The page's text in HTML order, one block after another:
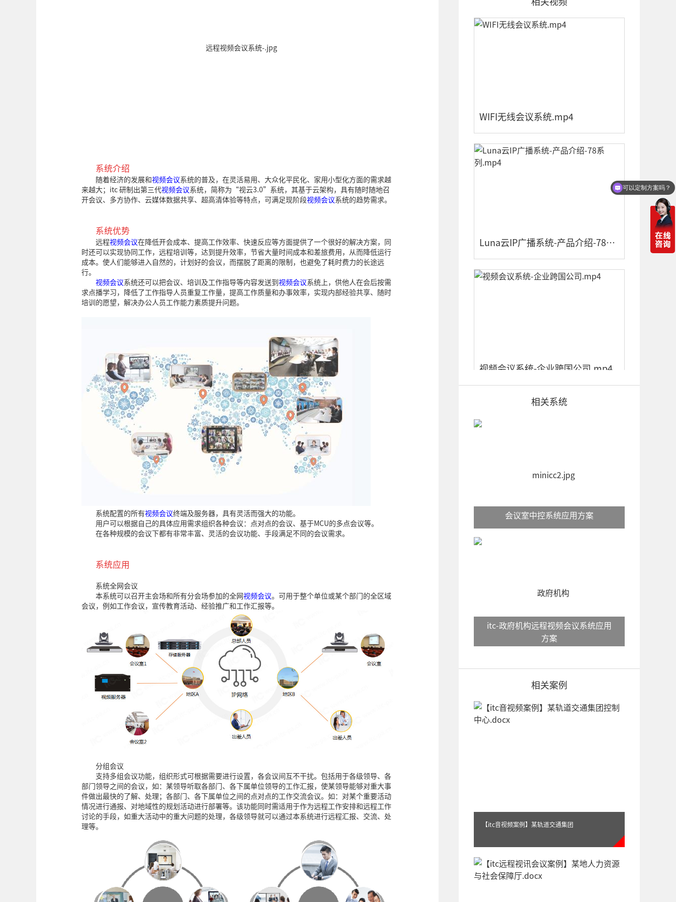
系统介绍
随着经济的发展和视频会议系统的普及，在灵活易用、大众化平民化、家用小型化方面的需求越
来越大；itc 研制出第三代视频会议系统，简称为“视云3.0”系统，其基于云架构，具有随时随地召
开会议、多方协作、云媒体数据共享、超高清体验等特点，可满足现阶段视频会议系统的趋势需求。
系统优势
远程视频会议在降低开会成本、提高工作效率、快速反应等方面提供了一个很好的解决方案，同
时还可以实现协同工作，远程培训等，达到提升效率，节省大量时间成本和差旅费用，从而降低运行
成本。使人们能够进入自然的，计划好的会议，而摆脱了距离的限制，也避免了耗时费力的长途远
行。
视频会议系统还可以把会议、培训及工作指导等内容发送到视频会议系统上，供他人在会后按需
求点播学习，降低了工作指导人员重复工作量，提高工作质量和办事效率，实现内部经验共享、随时
培训的愿望，解决办公人员工作能力素质提升问题。
系统配置的所有视频会议终端及服务器，具有灵活而强大的功能。
用户可以根据自己的具体应用需求组织各种会议：点对点的会议、基于MCU的多点会议等。
在各种规模的会议下都有非常丰富、灵活的会议功能、手段满足不同的会议需求。
系统应用
系统全网会议
本系统可以召开主会场和所有分会场参加的全网视频会议。可用于整个单位或某个部门的全区域
会议，例如工作会议，宣传教育活动、经验推广和工作汇报等。
分组会议
支持多组会议功能，组织形式可根据需要进行设置，各会议间互不干扰。包括用于各级领导、各
部门领导之间的会议，如：某领导听取各部门、各下属单位领导的工作汇报，使某领导能够对重大事
件做出最快的了解、处理；各部门、各下属单位之间的点对点的工作交流会议。如：对某个重要活动
情况进行通报、对地域性的规划活动进行部署等。该功能同时需适用于作为远程工作安排和远程工作
讨论的手段，如重大活动中的重大问题的处理，各级领导就可以通过本系统进行远程汇报、交流、处
理等。
WIFI无线会议系统.mp4
Luna云IP广播系统-产品介绍-78系列.mp4
视频会议系统-企业跨国公司.mp4
相关系统
会议室中控系统应用方案
itc-政府机构远程视频会议系统应用
方案
相关案例
【itc音视频案例】某轨道交通集团
可以定制方案吗？